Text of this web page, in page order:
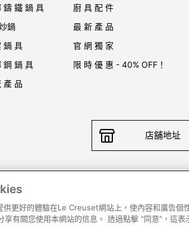
鑄 鐵 鍋 具
鍋
鍋 具
鋼 鍋 具
產 品
廚 具 配 件
最 新 產 品
官 網 獨 家
限 時 優 惠 - 40% OFF！
店舖地址
All
更好的體驗在Le Creuset網站上，使內容和廣告個
享有關您使用本網站的信息。 透過點擊 "同意"，這